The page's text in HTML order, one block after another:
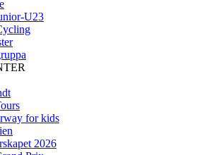
U23
for kids
2026